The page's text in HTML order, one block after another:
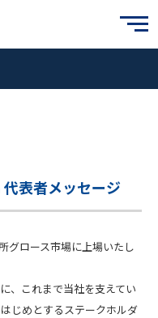
表者メッセージ
グロース市場に上場いたし
、これまで当社を支えてい
じめとするステークホルダ